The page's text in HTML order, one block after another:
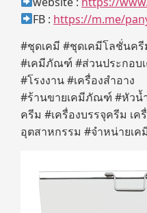
FB : https://m.me/
#ชุดเคมี #ชุดเคมีโลชั่นค
#เคมีภัณฑ์ #ส่วนประกอบ
#โรงงาน #เครื่องสำอาง
#ร้านขายเคมีภัณฑ์ #หัวน้
ครีม #เครื่องบรรจุครีม เ
อุตสาหกรรม #จำหน่ายเ